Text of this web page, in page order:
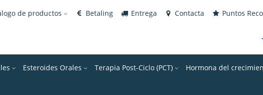
de productos Betaling Entrega Contacta Puntos
Esteroides Orales Terapia Post-Ciclo (PCT) Hormona del